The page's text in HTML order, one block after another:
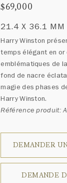
$69,000
21.4 X 36.1 MM
Harry Winston
temps élégant en or
emblématiques de
fond de nacre
magie des phases
Harry Winston.
Référence produit:
DEMANDER
DEMANDE